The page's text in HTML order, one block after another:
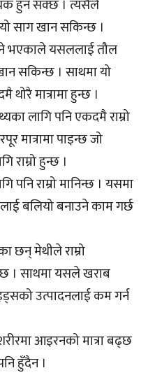
हुन सक्छ । त्यसैले
साग खान सकिन्छ ।
भएकाले यसललाई तौल
सकिन्छ । साथमा यो
थोरै मात्रामा हुन्छ ।
लागि पनि एकदमै राम्रो
मात्रामा पाइन्छ जो
राम्रो हुन्छ ।
राम्रो मानिन्छ । यसमा
बलियो बनाउने काम गर्छ
छन् मेथीले राम्रो
। साथमा यसले खराब
उत्पादनलाई कम गर्न
आइरनको मात्रा बढ्छ
हुँदैन ।